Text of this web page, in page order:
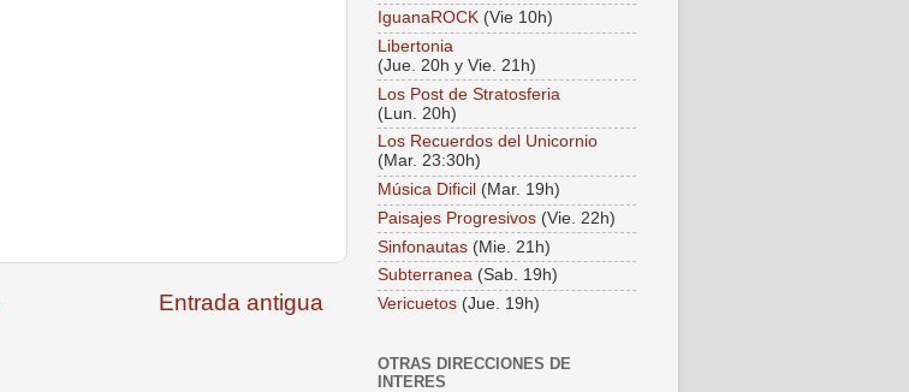
Entrada antigua
IguanaROCK (Vie 10h)
Libertonia
(Jue. 20h y Vie. 21h)
Los Post de Stratosferia
(Lun. 20h)
Los Recuerdos del Unicornio
(Mar. 23:30h)
Música Dificil (Mar. 19h)
Paisajes Progresivos (Vie. 22h)
Sinfonautas (Mie. 21h)
Subterranea (Sab. 19h)
Vericuetos (Jue. 19h)
OTRAS DIRECCIONES DE
INTERES